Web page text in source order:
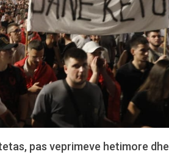
pas veprimeve hetimore dhe